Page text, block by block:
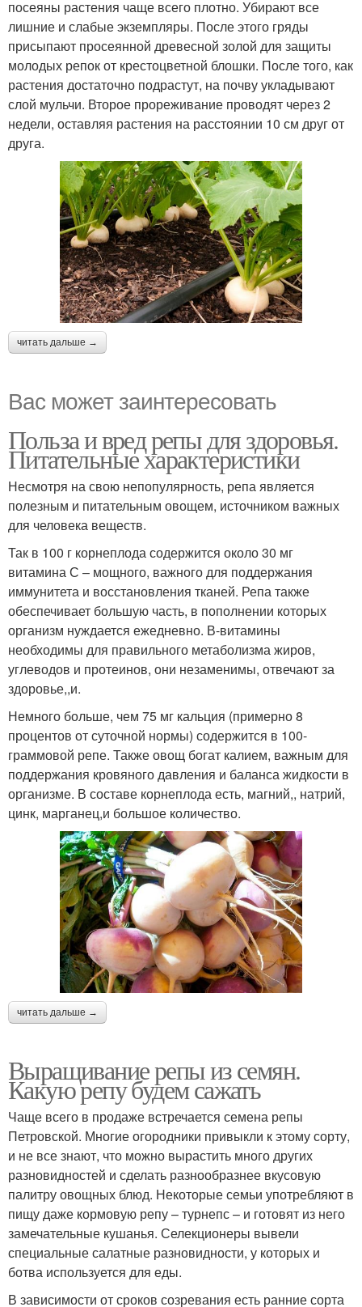
посеяны растения чаще всего плотно. Убирают все
лишние и слабые экземпляры. После этого гряды
присыпают просеянной древесной золой для защиты
молодых репок от крестоцветной блошки. После того, как
растения достаточно подрастут, на почву укладывают
слой мульчи. Второе прореживание проводят через 2
недели, оставляя растения на расстоянии 10 см друг от
друга.
читать дальше →
Вас может заинтересовать
Польза и вред репы для здоровья.
Питательные характеристики
Несмотря на свою непопулярность, репа является
полезным и питательным овощем, источником важных
для человека веществ.
Так в 100 г корнеплода содержится около 30 мг
витамина С – мощного, важного для поддержания
иммунитета и восстановления тканей. Репа также
обеспечивает большую часть, в пополнении которых
организм нуждается ежедневно. В-витамины
необходимы для правильного метаболизма жиров,
углеводов и протеинов, они незаменимы, отвечают за
здоровье,,и.
Немного больше, чем 75 мг кальция (примерно 8
процентов от суточной нормы) содержится в 100-
граммовой репе. Также овощ богат калием, важным для
поддержания кровяного давления и баланса жидкости в
организме. В составе корнеплода есть, магний,, натрий,
цинк, марганец,и большое количество.
читать дальше →
Выращивание репы из семян.
Какую репу будем сажать
Чаще всего в продаже встречается семена репы
Петровской. Многие огородники привыкли к этому сорту,
и не все знают, что можно вырастить много других
разновидностей и сделать разнообразнее вкусовую
палитру овощных блюд. Некоторые семьи употребляют в
пищу даже кормовую репу – турнепс – и готовят из него
замечательные кушанья. Селекционеры вывели
специальные салатные разновидности, у которых и
ботва используется для еды.
В зависимости от сроков созревания есть ранние сорта